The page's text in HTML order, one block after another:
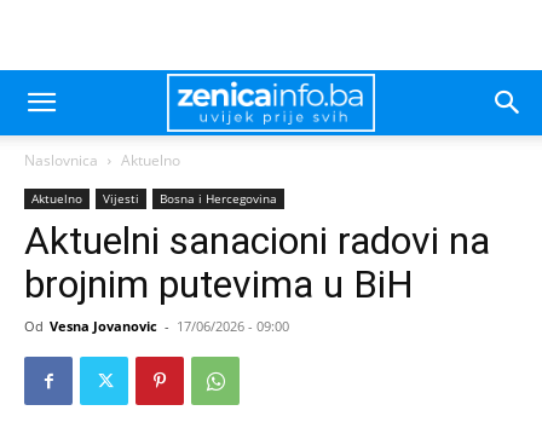
Naslovnica Aktuelno
Aktuelno Vijesti Bosna i Hercegovina
Aktuelni sanacioni radovi na
brojnim putevima u BiH
Od Vesna Jovanovic - 17/06/2026 - 09:00